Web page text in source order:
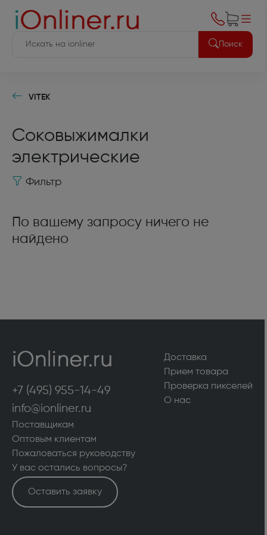
Поиск
VITEK
Соковыжималки
электрические
Фильтр
По вашему запросу ничего не
найдено
+7 (495) 955-14-49
info@ionliner.ru
Доставка
Прием товара
Проверка пикселей
О нас
Поставщикам
Оптовым клиентам
Пожаловаться руководству
У вас остались вопросы?
Оставить заявку